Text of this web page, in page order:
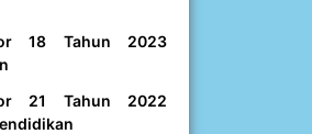
18 Tahun 2023
21 Tahun 2022